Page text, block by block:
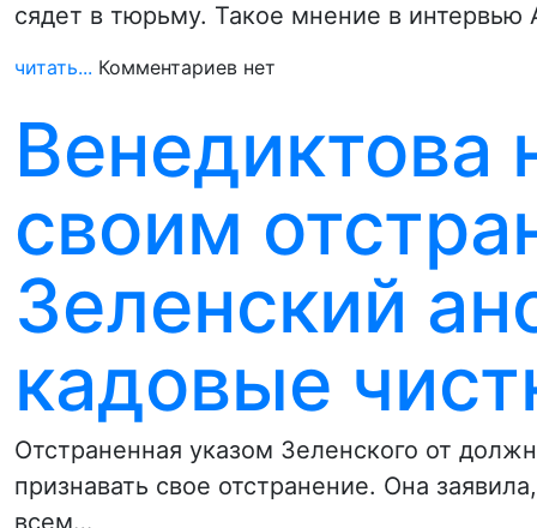
сядет в тюрьму. Такое мнение в интервью
читать... Комментариев нет
Венедиктова
своим
Зеленский
кадовые
Отстраненная указом Зеленского от
признавать свое отстранение. Она
всем…